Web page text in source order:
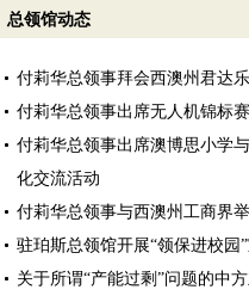
总领馆动态
付莉华总领事拜会西澳州君达
付莉华总领事出席无人机锦标
付莉华总领事出席澳博思小学
化交流活动
付莉华总领事与西澳州工商界
驻珀斯总领馆开展“领保进校园
关于所谓“产能过剩”问题的中